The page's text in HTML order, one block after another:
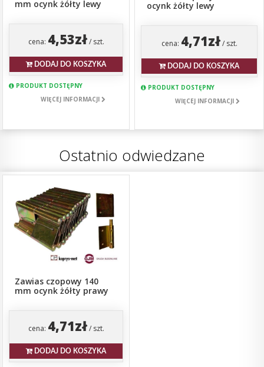
mm ocynk żółty lewy
cena: 4,53zł/ szt.
DODAJ DO KOSZYKA
PRODUKT DOSTĘPNY
WIĘCEJ INFORMACJI
ocynk żółty lewy
cena: 4,71zł/ szt.
DODAJ DO KOSZYKA
PRODUKT DOSTĘPNY
WIĘCEJ INFORMACJI
Ostatnio odwiedzane
Zawias czopowy 140
mm ocynk żółty prawy
cena: 4,71zł/ szt.
DODAJ DO KOSZYKA